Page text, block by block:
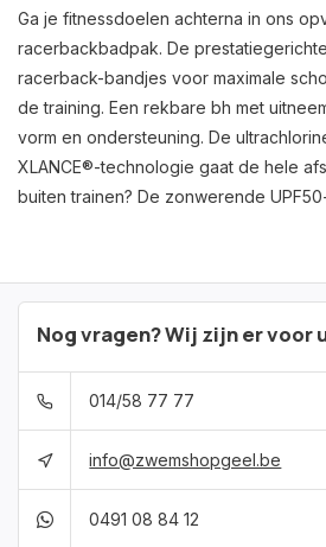
Ga je fitnessdoelen achterna in ons
racerbackbadpak. De
racerback-bandjes voor maximale
de training. Een rekbare bh met
vorm en ondersteuning. De
XLANCE®-technologie gaat de hele
buiten trainen? De zonwerende
Nog vragen? Wij zijn er voor
014/58 77 77
info@zwemshopgeel.be
0491 08 84 12